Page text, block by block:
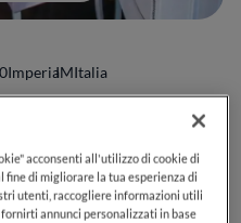
ImperiaIMItalia
acconsenti all'utilizzo di cookie di
fine di migliorare la tua esperienza di
utenti, raccogliere informazioni utili
annunci personalizzati in base